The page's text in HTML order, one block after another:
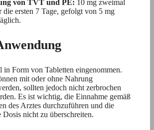
von TVT und PE: 10 mg zweimal
die ersten 7 Tage, gefolgt von 5 mg
Form von Tabletten eingenommen.
mit oder ohne Nahrung
sollten jedoch nicht zerbrochen
Es ist wichtig, die Einnahme gemäß
des Arztes durchzuführen und die
Dosis nicht zu überschreiten.